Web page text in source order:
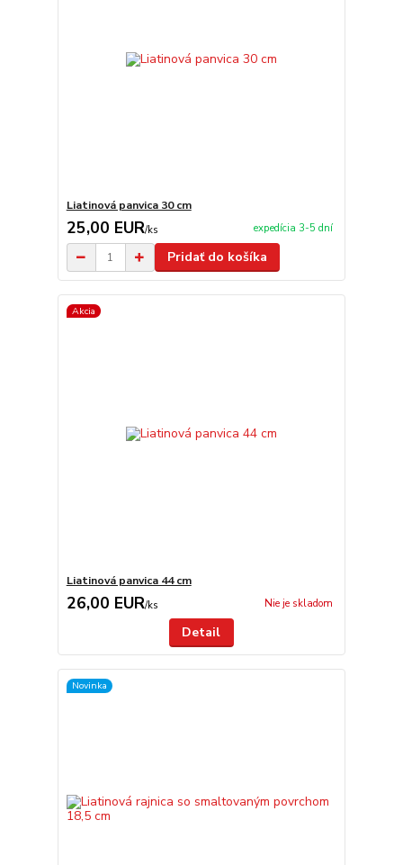
Liatinová panvica 30 cm
25,00 EUR/ks expedícia 3-5 dní
Pridať do košíka
Akcia
Liatinová panvica 44 cm
26,00 EUR/ks Nie je skladom
Detail
Novinka